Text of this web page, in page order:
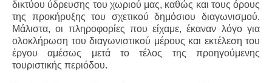
δικτύου ύδρευσης του χωριού μας, καθώς και τους όρους
της προκήρυξης του σχετικού δημόσιου διαγωνισμού.
Μάλιστα, οι πληροφορίες που είχαμε, έκαναν λόγο για
ολοκλήρωση του διαγωνιστικού μέρους και εκτέλεση του
έργου αμέσως μετά το τέλος της προηγούμενης
τουριστικής περιόδου.